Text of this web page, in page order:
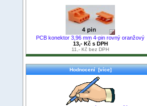
PCB konektor 3,96 mm 4-pin rovný oranžový
13,- Kč s DPH
11,- Kč bez DPH
Hodnocení [více]